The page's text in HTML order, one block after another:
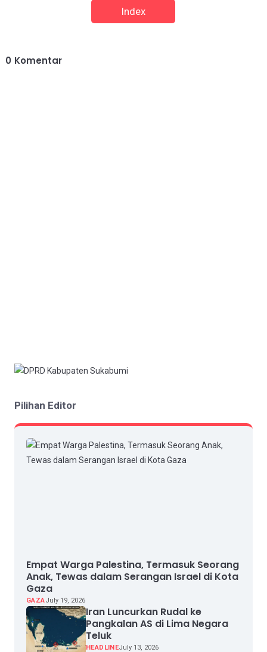
Index
0 Komentar
Pilihan Editor
Empat Warga Palestina, Termasuk Seorang
Anak, Tewas dalam Serangan Israel di Kota
Gaza
GAZAJuly 19, 2026
Iran Luncurkan Rudal ke
Pangkalan AS di Lima Negara
Teluk
HEADLINEJuly 13, 2026